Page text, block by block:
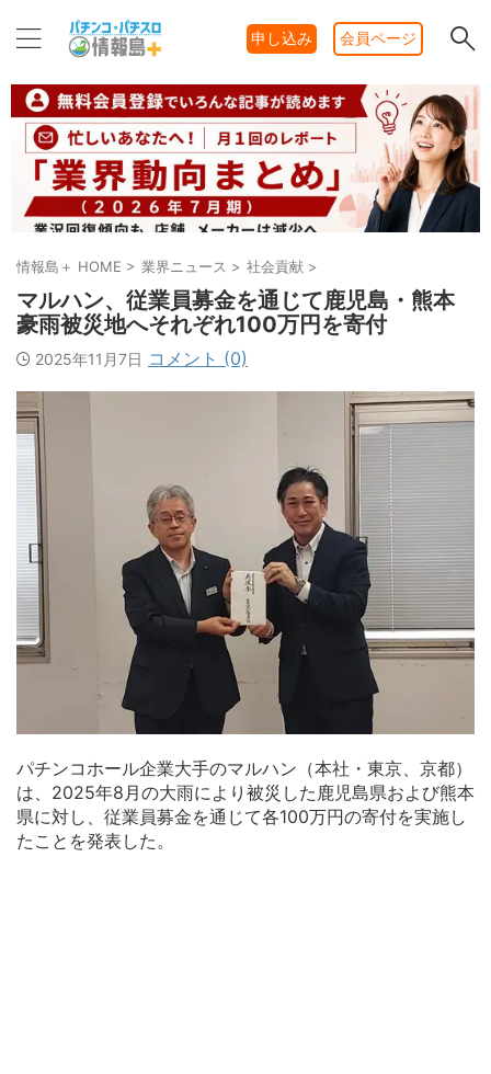
申し込み 会員ページ
情報島＋ HOME > 業界ニュース > 社会貢献 >
マルハン、従業員募金を通じて鹿児島・熊本
豪雨被災地へそれぞれ100万円を寄付
2025年11月7日 コメント (0)
パチンコホール企業大手のマルハン（本社・東京、京都）
は、2025年8月の大雨により被災した鹿児島県および熊本
県に対し、従業員募金を通じて各100万円の寄付を実施し
たことを発表した。